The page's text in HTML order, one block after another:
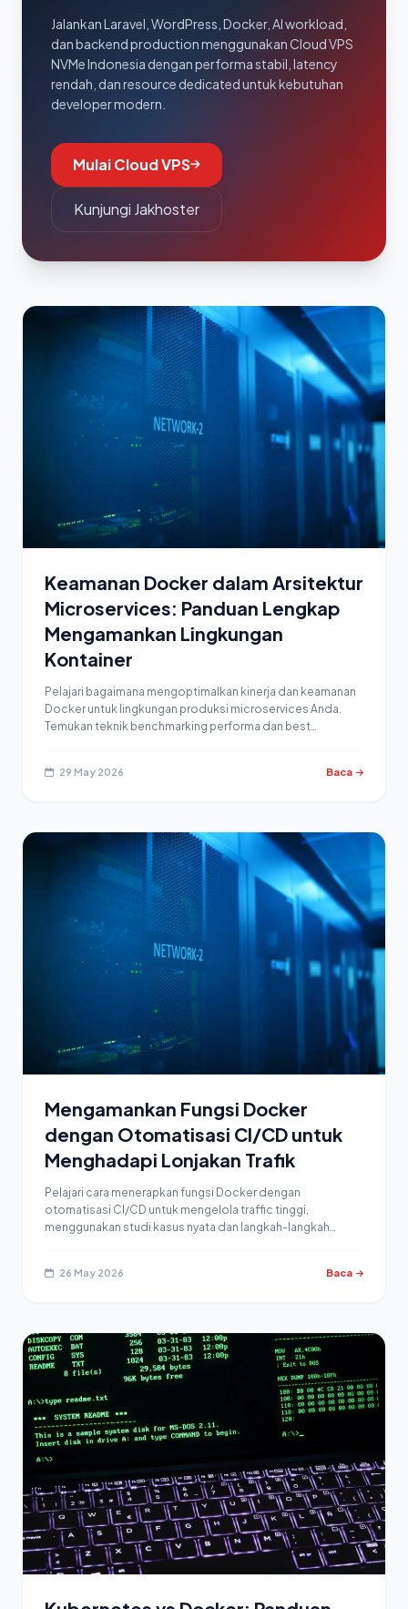
Jalankan Laravel, WordPress, Docker, AI workload,
dan backend production menggunakan Cloud VPS
NVMe Indonesia dengan performa stabil, latency
rendah, dan resource dedicated untuk kebutuhan
developer modern.
Mulai Cloud VPS
Kunjungi Jakhoster
Keamanan Docker dalam Arsitektur
Microservices: Panduan Lengkap
Mengamankan Lingkungan
Kontainer
Pelajari bagaimana mengoptimalkan kinerja dan keamanan
Docker untuk lingkungan produksi microservices Anda.
Temukan teknik benchmarking performa dan best…
29 May 2026 Baca
Mengamankan Fungsi Docker
dengan Otomatisasi CI/CD untuk
Menghadapi Lonjakan Trafik
Pelajari cara menerapkan fungsi Docker dengan
otomatisasi CI/CD untuk mengelola traffic tinggi,
menggunakan studi kasus nyata dan langkah-langkah…
26 May 2026 Baca